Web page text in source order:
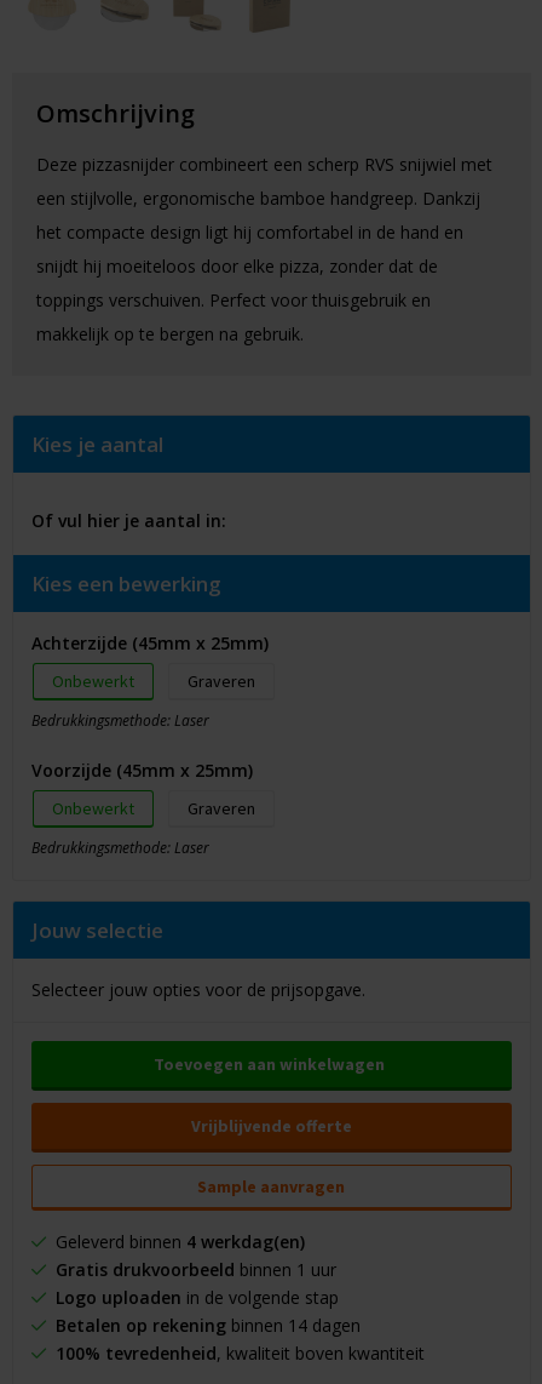
Omschrijving
Deze pizzasnijder combineert een scherp RVS snijwiel met
een stijlvolle, ergonomische bamboe handgreep. Dankzij
het compacte design ligt hij comfortabel in de hand en
snijdt hij moeiteloos door elke pizza, zonder dat de
toppings verschuiven. Perfect voor thuisgebruik en
makkelijk op te bergen na gebruik.
Kies je aantal
Of vul hier je aantal in:
Kies een bewerking
Achterzijde (45mm x 25mm)
Onbewerkt Graveren
Bedrukkingsmethode: Laser
Voorzijde (45mm x 25mm)
Onbewerkt Graveren
Bedrukkingsmethode: Laser
Jouw selectie
Selecteer jouw opties voor de prijsopgave.
Toevoegen aan winkelwagen
Vrijblijvende offerte
Sample aanvragen
Geleverd binnen 4 werkdag(en)
Gratis drukvoorbeeld binnen 1 uur
Logo uploaden in de volgende stap
Betalen op rekeningbinnen 14 dagen
100% tevredenheid, kwaliteit boven kwantiteit